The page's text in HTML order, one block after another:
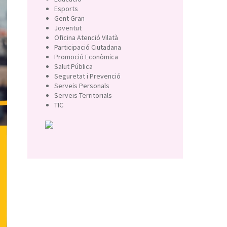
Esports
Gent Gran
Joventut
Oficina Atenció Vilatà
Participació Ciutadana
Promoció Econòmica
Salut Pública
Seguretat i Prevenció
Serveis Personals
Serveis Territorials
TIC